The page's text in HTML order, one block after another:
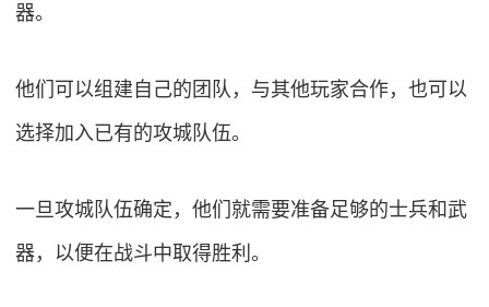
器。
他们可以组建自己的团队，与其他玩家合作，也可以
选择加入已有的攻城队伍。
一旦攻城队伍确定，他们就需要准备足够的士兵和武
器，以便在战斗中取得胜利。